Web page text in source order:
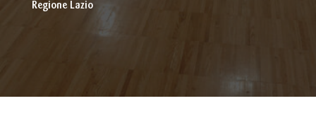
Regione Lazio